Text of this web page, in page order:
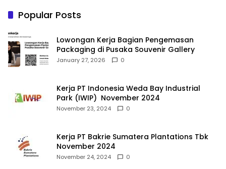
Popular Posts
Lowongan Kerja Bagian Pengemasan
Packaging di Pusaka Souvenir Gallery
January 27, 2026 0
Kerja PT Indonesia Weda Bay Industrial
Park (IWIP) November 2024
November 23, 2024 0
Kerja PT Bakrie Sumatera Plantations Tbk
November 2024
November 24, 2024 0